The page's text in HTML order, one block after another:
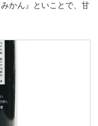
かん』といことで、甘